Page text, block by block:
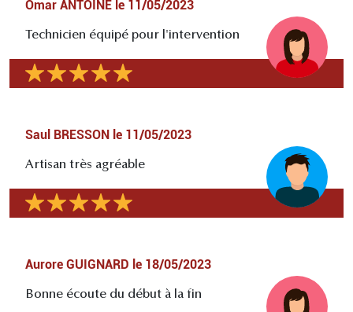
Omar ANTOINE le 11/05/2023
Technicien équipé pour l'intervention
Saul BRESSON le 11/05/2023
Artisan très agréable
Aurore GUIGNARD le 18/05/2023
Bonne écoute du début à la fin